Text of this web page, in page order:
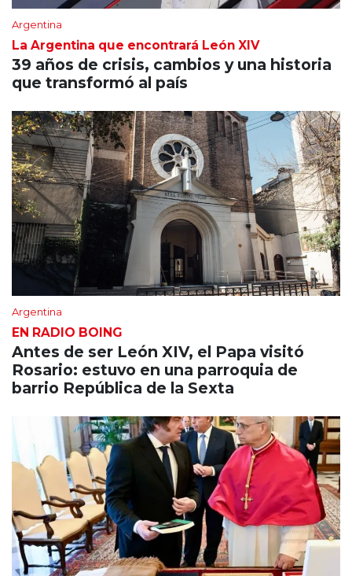
Argentina
La Argentina que encontrará León XIV
39 años de crisis, cambios y una historia
que transformó al país
Argentina
EN RADIO BOING
Antes de ser León XIV, el Papa visitó
Rosario: estuvo en una parroquia de
barrio República de la Sexta